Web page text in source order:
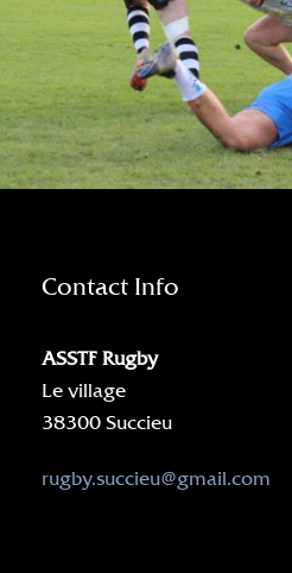
Contact Info
ASSTF Rugby
Le village
38300 Succieu
rugby.succieu@gmail.com